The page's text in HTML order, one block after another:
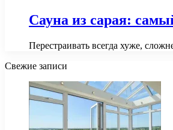
Сауна из сарая:
Перестраивать всегда хуже,
Свежие записи